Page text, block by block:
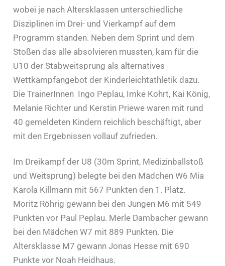
wobei je nach Altersklassen unterschiedliche
Disziplinen im Drei- und Vierkampf auf dem
Programm standen. Neben dem Sprint und dem
Stoßen das alle absolvieren mussten, kam für die
U10 der Stabweitsprung als alternatives
Wettkampfangebot der Kinderleichtathletik dazu.
Die TrainerInnen Ingo Peplau, Imke Kohrt, Kai König,
Melanie Richter und Kerstin Priewe waren mit rund
40 gemeldeten Kindern reichlich beschäftigt, aber
mit den Ergebnissen vollauf zufrieden.
Im Dreikampf der U8 (30m Sprint, Medizinballstoß
und Weitsprung) belegte bei den Mädchen W6 Mia
Karola Killmann mit 567 Punkten den 1. Platz.
Moritz Röhrig gewann bei den Jungen M6 mit 549
Punkten vor Paul Peplau. Merle Dambacher gewann
bei den Mädchen W7 mit 889 Punkten. Die
Altersklasse M7 gewann Jonas Hesse mit 690
Punkte vor Noah Heidhaus.